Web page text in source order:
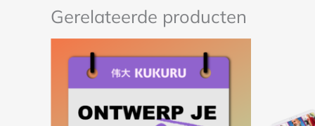
Gerelateerde producten